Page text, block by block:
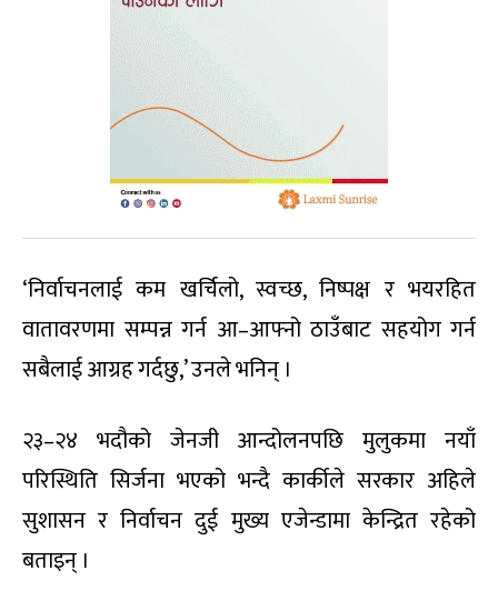
‘निर्वाचनलाई कम खर्चिलो, स्वच्छ, निष्पक्ष र भयरहित
वातावरणमा सम्पन्न गर्न आ–आफ्नो ठाउँबाट सहयोग गर्न
सबैलाई आग्रह गर्दछु,’ उनले भनिन् ।
२३–२४ भदौको जेनजी आन्दोलनपछि मुलुकमा नयाँ
परिस्थिति सिर्जना भएको भन्दै कार्कीले सरकार अहिले
सुशासन र निर्वाचन दुई मुख्य एजेन्डामा केन्द्रित रहेको
बताइन् ।